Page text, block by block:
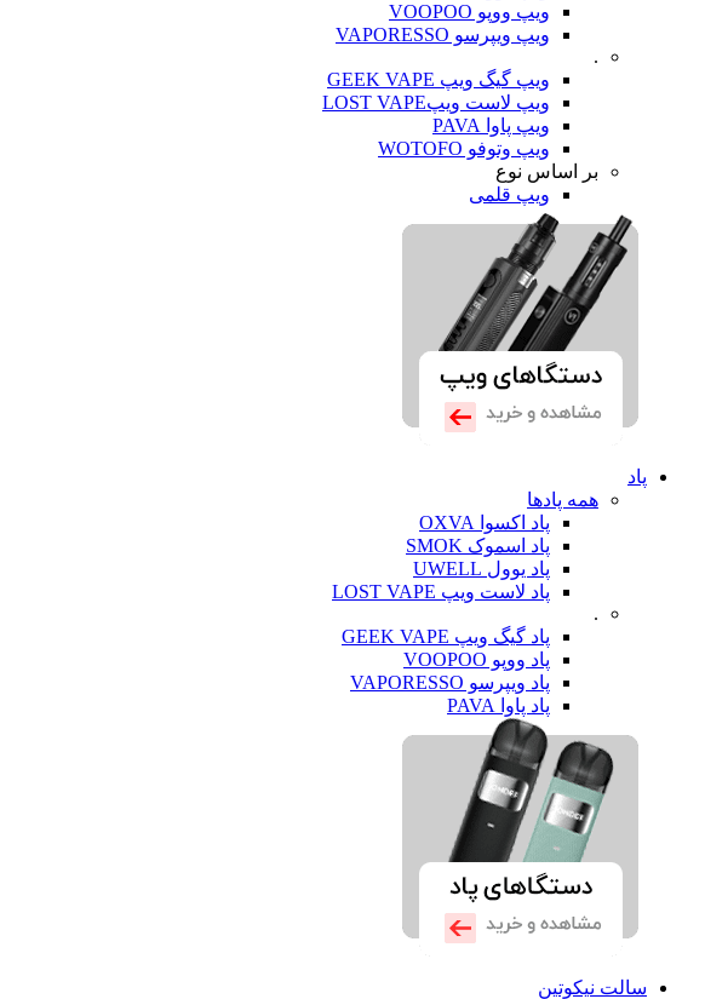
ویپ ووپو VOOPOO
ویپ ویپرسو VAPORESSO
.
ویپ گیگ ویپ GEEK VAPE
ویپ لاست ویپLOST VAPE
ویپ پاوا PAVA
ویپ وتوفو WOTOFO
بر اساس نوع
ویپ قلمی
پاد
همه پادها
پاد اکسوا OXVA
پاد اسموک SMOK
پاد یوول UWELL
پاد لاست ویپ LOST VAPE
.
پاد گیگ ویپ GEEK VAPE
پاد ووپو VOOPOO
پاد ویپرسو VAPORESSO
پاد پاوا PAVA
سالت نیکوتین